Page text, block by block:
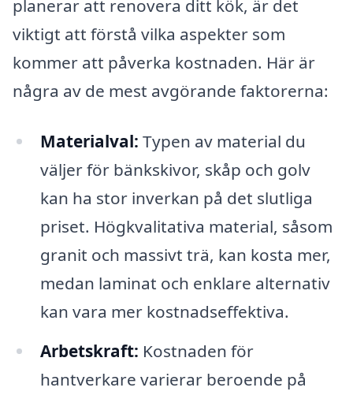
planerar att renovera ditt kök, är det
viktigt att förstå vilka aspekter som
kommer att påverka kostnaden. Här är
några av de mest avgörande faktorerna:
Materialval: Typen av material du
väljer för bänkskivor, skåp och golv
kan ha stor inverkan på det slutliga
priset. Högkvalitativa material, såsom
granit och massivt trä, kan kosta mer,
medan laminat och enklare alternativ
kan vara mer kostnadseffektiva.
Arbetskraft: Kostnaden för
hantverkare varierar beroende på